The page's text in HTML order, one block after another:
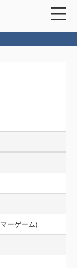
ーゲーム)